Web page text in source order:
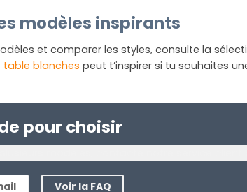
modèles inspirants
et comparer les styles, consulte la
table blanches peut t’inspirer si tu souhaites
pour choisir
Voir la FAQ